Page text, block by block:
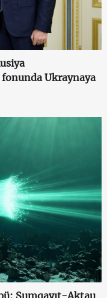
Ukraynaya
Sumqayıt-Aktau